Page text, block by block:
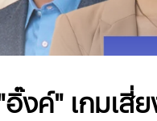
ค์" เกมเสี่ย